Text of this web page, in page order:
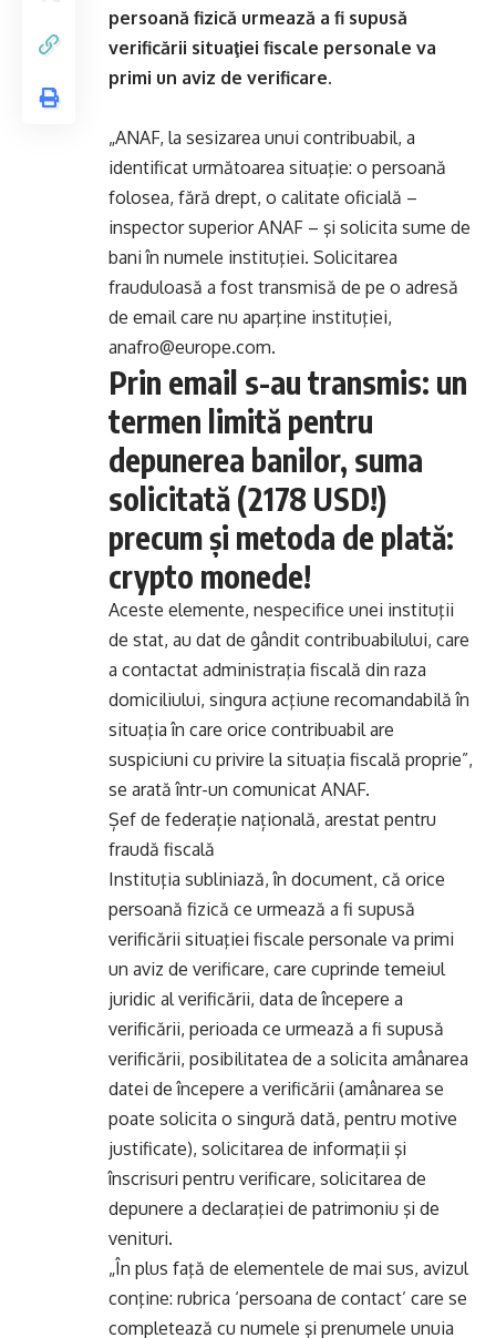
persoană fizică urmează a fi supusă
verificării situaţiei fiscale personale va
primi un aviz de verificare.
„ANAF, la sesizarea unui contribuabil, a
identificat următoarea situaţie: o persoană
folosea, fără drept, o calitate oficială –
inspector superior ANAF – şi solicita sume de
bani în numele instituţiei. Solicitarea
frauduloasă a fost transmisă de pe o adresă
de email care nu aparţine instituţiei,
anafro@europe.com.
Prin email s-au transmis: un
termen limită pentru
depunerea banilor, suma
solicitată (2178 USD!)
precum şi metoda de plată:
crypto monede!
Aceste elemente, nespecifice unei instituţii
de stat, au dat de gândit contribuabilului, care
a contactat administraţia fiscală din raza
domiciliului, singura acţiune recomandabilă în
situaţia în care orice contribuabil are
suspiciuni cu privire la situaţia fiscală proprie”,
se arată într-un comunicat ANAF.
Șef de federație națională, arestat pentru
fraudă fiscală
Instituţia subliniază, în document, că orice
persoană fizică ce urmează a fi supusă
verificării situaţiei fiscale personale va primi
un aviz de verificare, care cuprinde temeiul
juridic al verificării, data de începere a
verificării, perioada ce urmează a fi supusă
verificării, posibilitatea de a solicita amânarea
datei de începere a verificării (amânarea se
poate solicita o singură dată, pentru motive
justificate), solicitarea de informaţii şi
înscrisuri pentru verificare, solicitarea de
depunere a declaraţiei de patrimoniu şi de
venituri.
„În plus faţă de elementele de mai sus, avizul
conţine: rubrica ‘persoana de contact’ care se
completează cu numele şi prenumele unuia